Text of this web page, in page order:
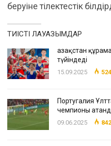
беруіне тілектестік
ТИІСТІ ЛАУАЗЫМДАР
Қазақстан
түйіндеді
15.09.2025 524
Португалия
чемпионы
09.06.2025 842